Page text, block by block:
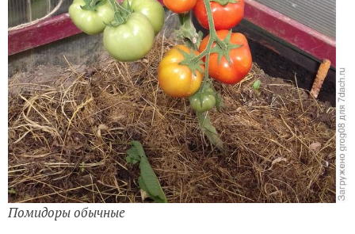
Помидоры обычные